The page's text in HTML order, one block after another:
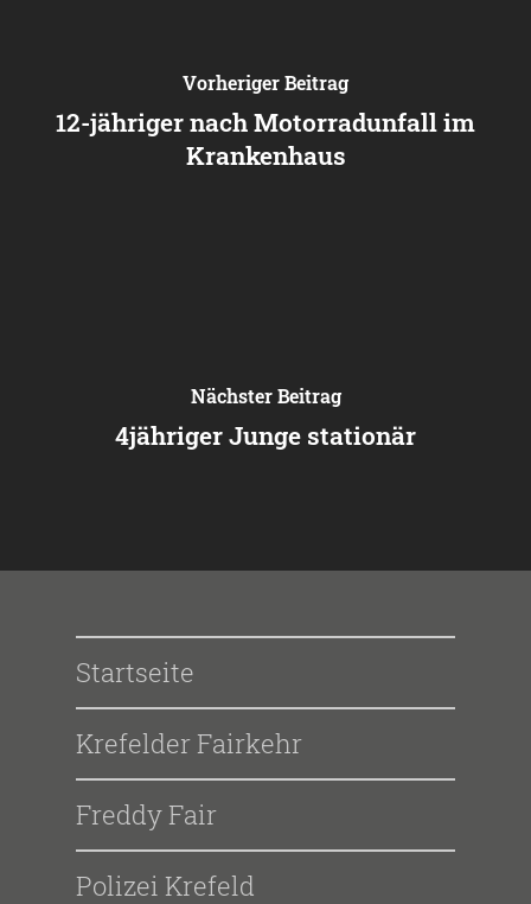
Vorheriger Beitrag
12-jähriger nach Motorradunfall im
Krankenhaus
Nächster Beitrag
4jähriger Junge stationär
Startseite
Krefelder Fairkehr
Freddy Fair
Polizei Krefeld